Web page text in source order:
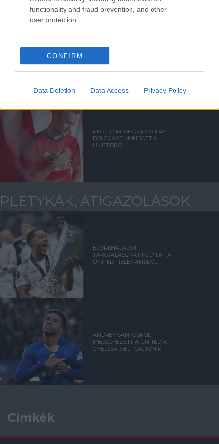
functionality and fraud prevention, and other
user protection.
CONFIRM
Data Deletion Data Access Privacy Policy
DE GEA: VARÁZSLATOS
REGUILON: DE GEA CSODÁS
DOLGOKAT MONDOTT A
UNITEDRŐL
PLETYKÁK, ÁTIGAZOLÁSOK
ELŐREHALADOTT
TÁRGYALÁSOKAT FOLYTAT A
UNITED TIELEMANSRÓL
ANDREY SANTOSRÓL
MEGEGYEZETT A UNITED A
CHELSEA-VEL - SAJTÓHÍR
Címkék